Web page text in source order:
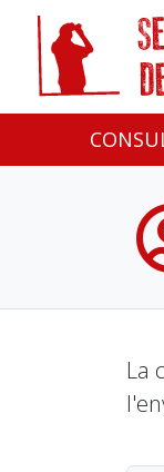
La
Panneau de